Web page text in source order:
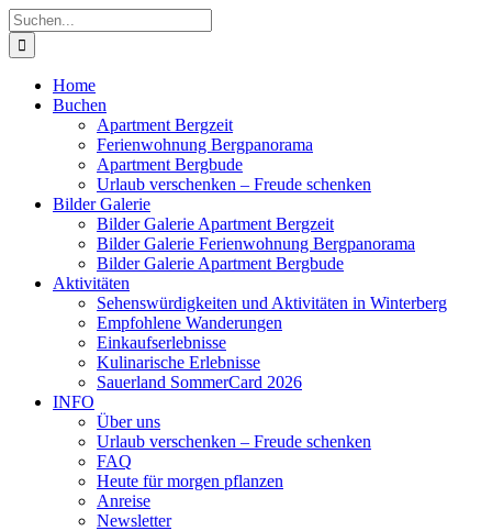
Zum
Inhalt
springen
Suche
nach:
Home
Buchen
Apartment Bergzeit
Ferienwohnung Bergpanorama
Apartment Bergbude
Urlaub verschenken – Freude schenken
Bilder Galerie
Bilder Galerie Apartment Bergzeit
Bilder Galerie Ferienwohnung Bergpanorama
Bilder Galerie Apartment Bergbude
Aktivitäten
Sehenswürdigkeiten und Aktivitäten in Winterberg
Empfohlene Wanderungen
Einkaufserlebnisse
Kulinarische Erlebnisse
Sauerland SommerCard 2026
INFO
Über uns
Urlaub verschenken – Freude schenken
FAQ
Heute für morgen pflanzen
Anreise
Newsletter